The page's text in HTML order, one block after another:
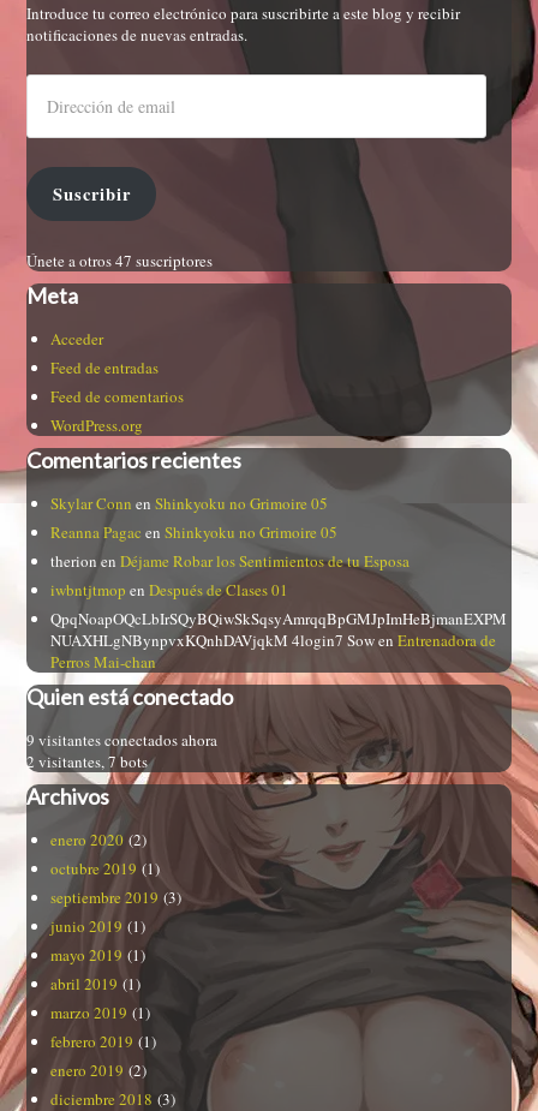
Introduce tu correo electrónico para suscribirte a este blog y recibir
notificaciones de nuevas entradas.
Suscribir
Únete a otros 47 suscriptores
Meta
Acceder
Feed de entradas
Feed de comentarios
WordPress.org
Comentarios recientes
Skylar Conn enShinkyoku no Grimoire 05
Reanna Pagac enShinkyoku no Grimoire 05
therion enDéjame Robar los Sentimientos de tu Esposa
iwbntjtmop enDespués de Clases 01
QpqNoapOQcLbIrSQyBQiwSkSqsyAmrqqBpGMJpImHeBjmanEXPM
NUAXHLgNBynpvxKQnhDAVjqkM 4login7 SowenEntrenadora de
Perros Mai-chan
Quien está conectado
9 visitantes conectados ahora
2 visitantes, 7 bots
Archivos
enero 2020 (2)
octubre 2019 (1)
septiembre 2019 (3)
junio 2019 (1)
mayo 2019 (1)
abril 2019 (1)
marzo 2019 (1)
febrero 2019 (1)
enero 2019 (2)
diciembre 2018 (3)